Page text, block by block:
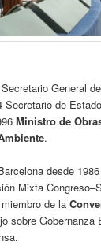
General
de
Ministro de
.
desde
Mixta
miembro de la
sobre Gobernanza